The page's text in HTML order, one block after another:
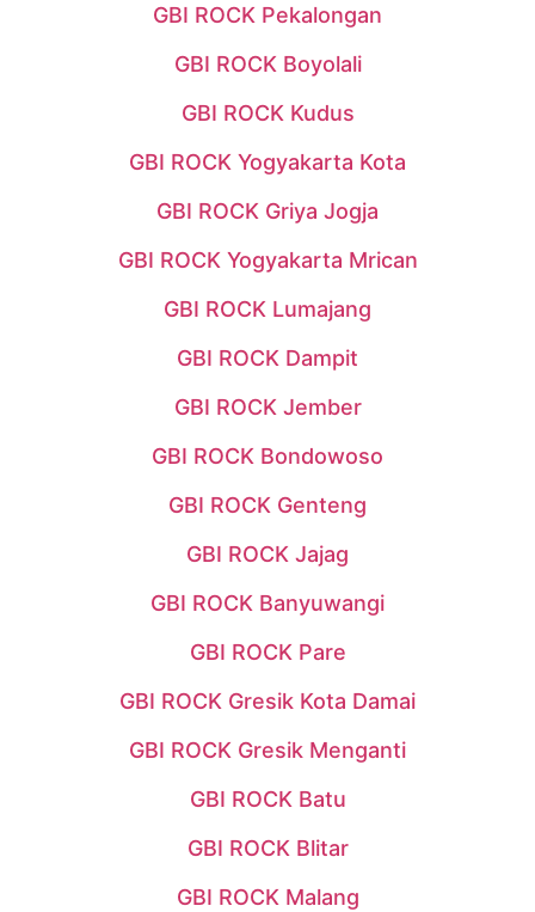
GBI ROCK Pekalongan
GBI ROCK Boyolali
GBI ROCK Kudus
GBI ROCK Yogyakarta Kota
GBI ROCK Griya Jogja
GBI ROCK Yogyakarta Mrican
GBI ROCK Lumajang
GBI ROCK Dampit
GBI ROCK Jember
GBI ROCK Bondowoso
GBI ROCK Genteng
GBI ROCK Jajag
GBI ROCK Banyuwangi
GBI ROCK Pare
GBI ROCK Gresik Kota Damai
GBI ROCK Gresik Menganti
GBI ROCK Batu
GBI ROCK Blitar
GBI ROCK Malang